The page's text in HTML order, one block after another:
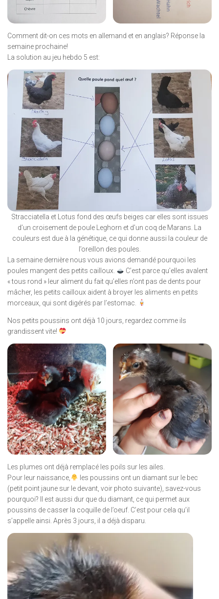
Comment dit-on ces mots en allemand et en anglais? Réponse la
semaine prochaine!
La solution au jeu hebdo 5 est:
Stracciatella et Lotus fond des œufs beiges car elles sont issues
d’un croisement de poule Leghorn et d’un coq de Marans. La
couleurs est due à la génétique, ce qui donne aussi la couleur de
l’oreillon des poules.
La semaine dernière nous vous avions demandé pourquoi les
poules mangent des petits cailloux.
C’est parce qu’elles avalent
« tous rond » leur aliment du fait qu’elles n’ont pas de dents pour
mâcher, les petits cailloux aident à broyer les aliments en petits
morceaux, qui sont digérés par l’estomac.
Nos petits poussins ont déjà 10 jours, regardez comme ils
grandissent vite!
Les plumes ont déjà remplacé les poils sur les ailes.
Pour leur naissance,
les poussins ont un diamant sur le bec
(petit point jaune sur le devant, voir photo suivante), savez-vous
pourquoi? Il est aussi dur que du diamant, ce qui permet aux
poussins de casser la coquille de l’oeuf. C’est pour cela qu’il
s’appelle ainsi. Après 3 jours, il a déjà disparu.